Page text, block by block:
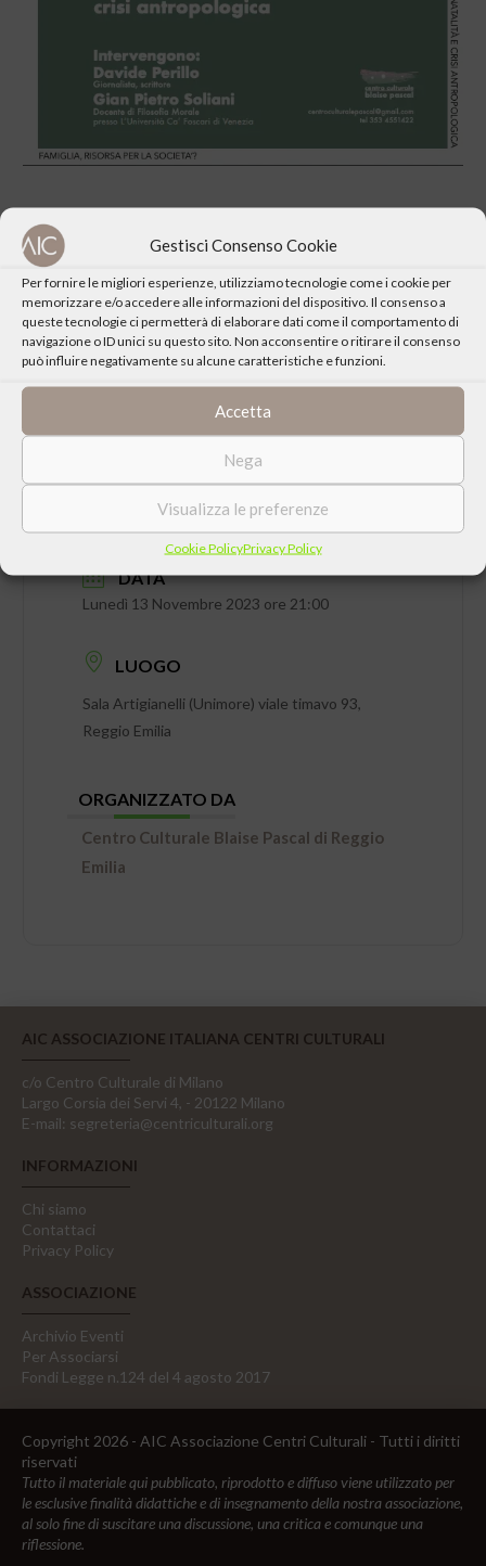
Gestisci Consenso Cookie
Per fornire le migliori esperienze, utilizziamo tecnologie come i cookie per
memorizzare e/o accedere alle informazioni del dispositivo. Il consenso a
queste tecnologie ci permetterà di elaborare dati come il comportamento di
navigazione o ID unici su questo sito. Non acconsentire o ritirare il consenso
può influire negativamente su alcune caratteristiche e funzioni.
Accetta
Nega
Visualizza le preferenze
Cookie PolicyPrivacy Policy
CONDIVIDI QUESTO EVENTO
DATA
Lunedì 13 Novembre 2023 ore 21:00
LUOGO
Sala Artigianelli (Unimore) viale timavo 93,
Reggio Emilia
ORGANIZZATO DA
Centro Culturale Blaise Pascal di Reggio
Emilia
AIC ASSOCIAZIONE ITALIANA CENTRI CULTURALI
c/o Centro Culturale di Milano
Largo Corsia dei Servi 4, - 20122 Milano
E-mail: segreteria@centriculturali.org
INFORMAZIONI
Chi siamo
Contattaci
Privacy Policy
ASSOCIAZIONE
Archivio Eventi
Per Associarsi
Fondi Legge n.124 del 4 agosto 2017
Copyright 2026 - AIC Associazione Centri Culturali - Tutti i diritti
riservati
Tutto il materiale qui pubblicato, riprodotto e diffuso viene utilizzato per
le esclusive finalità didattiche e di insegnamento della nostra associazione,
al solo fine di suscitare una discussione, una critica e comunque una
riflessione.